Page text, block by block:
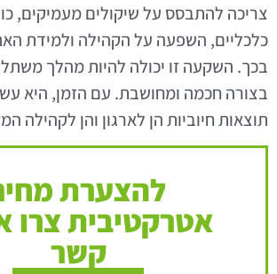
צריכה להתבסס על שיקולים מעמיקים,
כלכליים, השפעה על הקהילה ולמידת
בכך. השקעה זו יכולה להיות מהלך
בצורה חכמה ומחושבת. עם הזמן, היא
תוצאות חיוביות הן לארגון והן לקהילה
להצערת
אטרקטיבית צרו
קשר